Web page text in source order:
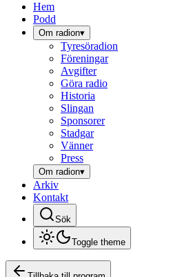
Hem
Podd
Om radion▾
Tyresöradion
Föreningar
Avgifter
Göra radio
Historia
Slingan
Sponsorer
Stadgar
Vänner
Press
Om radion▾
Arkiv
Kontakt
Sök
Toggle theme